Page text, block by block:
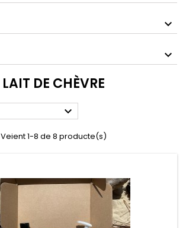
LAIT DE CHÈVRE

Veient 1-8 de 8 producte(s)